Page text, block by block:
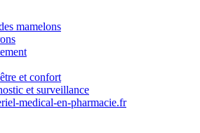
mamelons
et confort
et surveillance
medical-en-pharmacie.fr